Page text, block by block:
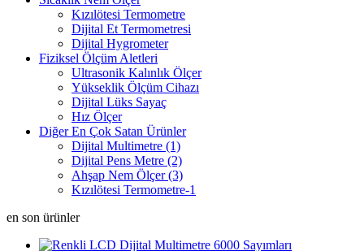
Kızılötesi Termometre
Dijital Et Termometresi
Dijital Hygrometer
Fiziksel Ölçüm Aletleri
Ultrasonik Kalınlık Ölçer
Yükseklik Ölçüm Cihazı
Dijital Lüks Sayaç
Hız Ölçer
Diğer En Çok Satan Ürünler
Dijital Multimetre (1)
Dijital Pens Metre (2)
Ahşap Nem Ölçer (3)
Kızılötesi Termometre-1
en son ürünler